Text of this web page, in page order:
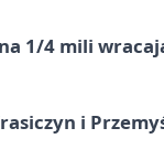
1/4 mili
i